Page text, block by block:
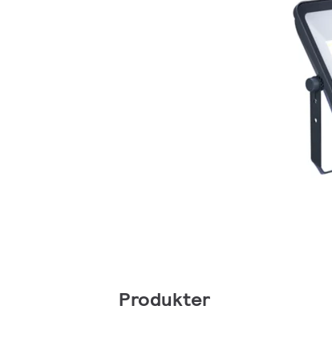
Produkter